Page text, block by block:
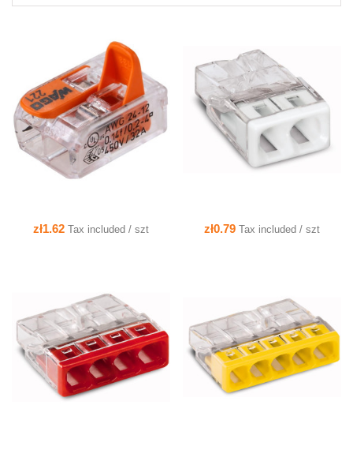
QUICK VIEW
zł1.62 Tax included / szt
QUICK VIEW
zł0.79 Tax included / szt
QUICK VIEW QUICK VIEW